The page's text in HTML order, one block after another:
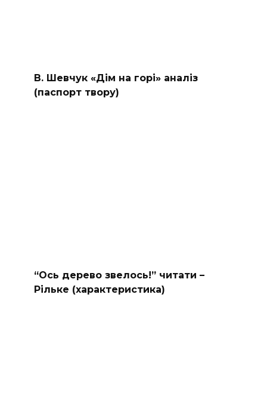
В. Шевчук «Дім на горі» аналіз
(паспорт твору)
“Ось дерево звелось!” читати –
Рільке (характеристика)